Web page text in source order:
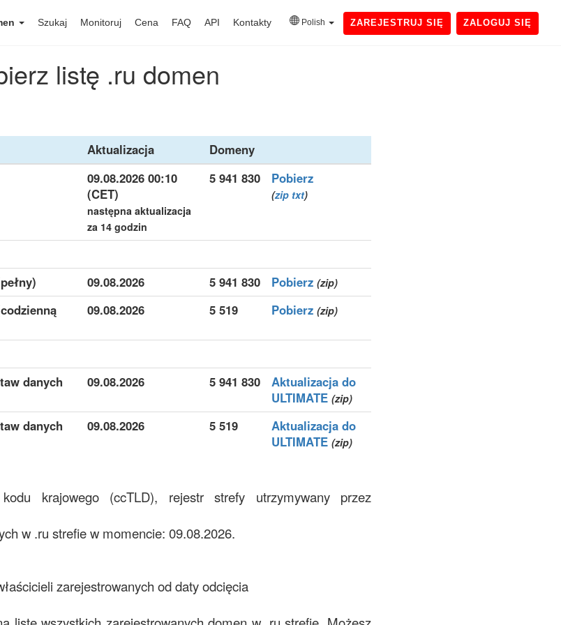
Szukaj Monitoruj Cena FAQ API Kontakty Polish ZAREJESTRUJ SIĘ ZALOGUJ SIĘ
listę .ru domen
Aktualizacja
Domeny
09.08.2026 00:10
(CET)
następna aktualizacja
za 14 godzin
5 941 830 Pobierz
(zip txt)
09.08.2026 5 941 830 Pobierz (zip)
09.08.2026 5 519 Pobierz (zip)
danych
09.08.2026 5 941 830
Aktualizacja do
ULTIMATE (zip)
danych
09.08.2026 5 519
Aktualizacja do
ULTIMATE (zip)
krajowego (ccTLD), rejestr strefy utrzymywany przez
w .ru strefie w momencie: 09.08.2026.
zarejestrowanych od daty odcięcia